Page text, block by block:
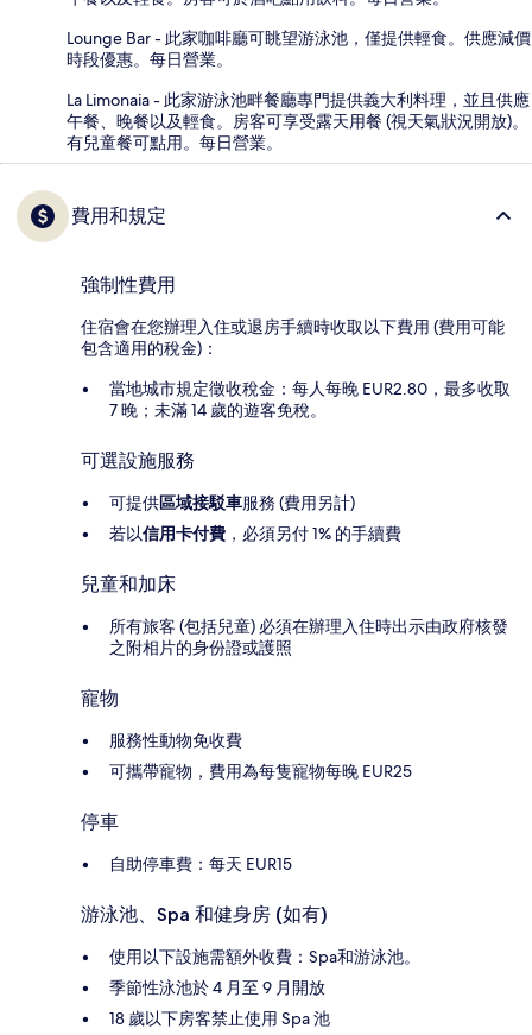
Lounge Bar - 此家咖啡廳可眺望游泳池，僅提供輕食。供應減價
時段優惠。每日營業。
La Limonaia - 此家游泳池畔餐廳專門提供義大利料理，並且供應
午餐、晚餐以及輕食。房客可享受露天用餐 (視天氣狀況開放)。
有兒童餐可點用。每日營業。
費用和規定
強制性費用
住宿會在您辦理入住或退房手續時收取以下費用 (費用可能
包含適用的稅金)：
當地城市規定徵收稅金：每人每晚 EUR2.80，最多收取
7 晚；未滿 14 歲的遊客免稅。
可選設施服務
可提供區域接駁車服務 (費用另計)
若以信用卡付費 ，必須另付 1% 的手續費
兒童和加床
所有旅客 (包括兒童) 必須在辦理入住時出示由政府核發
之附相片的身份證或護照
寵物
服務性動物免收費
可攜帶寵物，費用為每隻寵物每晚 EUR25
停車
自助停車費：每天 EUR15
游泳池、Spa 和健身房 (如有)
使用以下設施需額外收費：Spa和游泳池。
季節性泳池於 4 月至 9 月開放
18 歲以下房客禁止使用 Spa 池